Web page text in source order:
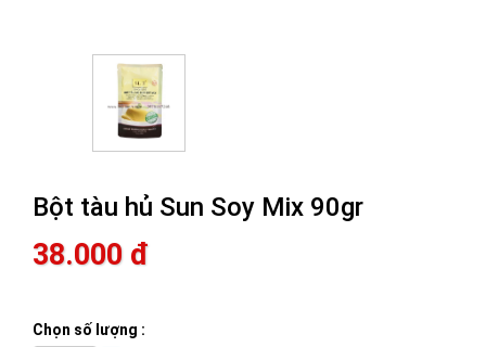
Bột tàu hủ Sun Soy Mix 90gr
38.000 đ
Chọn số lượng :